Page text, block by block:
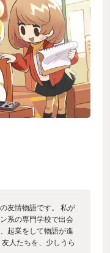
友情物語です。 私が
系の専門学校で出会
起業をして物語が進
人たちを、少しうら